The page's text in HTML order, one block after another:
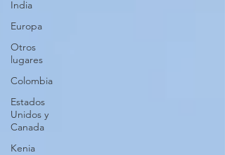
India
Europa
Otros
lugares
Colombia
Estados
Unidos y
Canada
Kenia